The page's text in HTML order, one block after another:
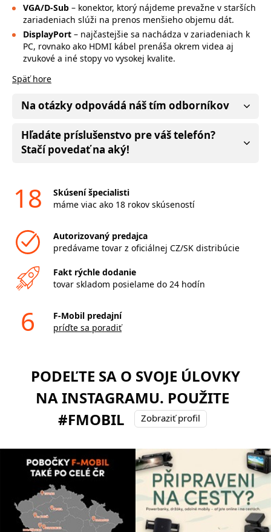
VGA/D-Sub – konektor, ktorý nájdeme prevažne v starších
zariadeniach slúži na prenos menšieho objemu dát.
DisplayPort – najčastejšie sa nachádza v zariadeniach k
PC, rovnako ako HDMI kábel prenáša okrem videa aj
zvukové a iné stopy vo vysokej kvalite.
Späť hore
Na otázky odpovádá náš tím odborníkov
Hľadáte príslušenstvo pre váš telefón?
Stačí povedať na aký!
18
Skúsení špecialisti
máme viac ako 18 rokov skúseností
Autorizovaný predajca
predávame tovar z oficiálnej CZ/SK distribúcie
Fakt rýchle dodanie
tovar skladom posielame do 24 hodín
6
F-Mobil predajní
príďte sa poradiť
PODEĽTE SA O SVOJE ÚLOVKY
NA INSTAGRAMU. POUŽITE
#FMOBIL
Zobraziť profil